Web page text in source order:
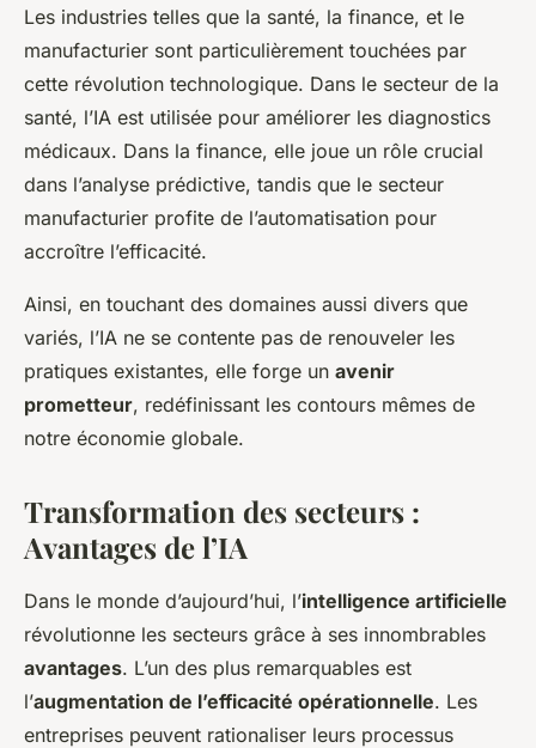
Les industries telles que la santé, la finance, et le
manufacturier sont particulièrement touchées par
cette révolution technologique. Dans le secteur de la
santé, l’IA est utilisée pour améliorer les diagnostics
médicaux. Dans la finance, elle joue un rôle crucial
dans l’analyse prédictive, tandis que le secteur
manufacturier profite de l’automatisation pour
accroître l’efficacité.
Ainsi, en touchant des domaines aussi divers que
variés, l’IA ne se contente pas de renouveler les
pratiques existantes, elle forge un avenir
prometteur, redéfinissant les contours mêmes de
notre économie globale.
Transformation des secteurs :
Avantages de l’IA
Dans le monde d’aujourd’hui, l’intelligence artificielle
révolutionne les secteurs grâce à ses innombrables
avantages. L’un des plus remarquables est
l’augmentation de l’efficacité opérationnelle. Les
entreprises peuvent rationaliser leurs processus